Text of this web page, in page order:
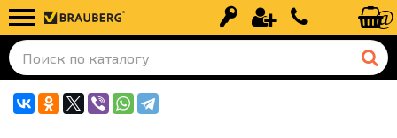
Вход Регистрация+7 (499) 110-